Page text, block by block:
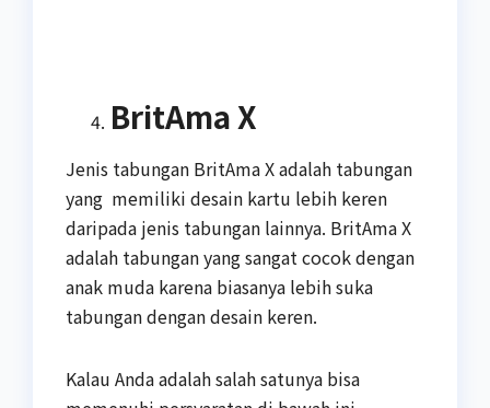
BritAma X
Jenis tabungan BritAma X adalah tabungan
yang memiliki desain kartu lebih keren
daripada jenis tabungan lainnya. BritAma X
adalah tabungan yang sangat cocok dengan
anak muda karena biasanya lebih suka
tabungan dengan desain keren.
Kalau Anda adalah salah satunya bisa